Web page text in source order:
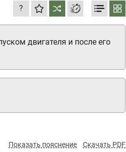
?
двигателя и после его
Показать пояснение Скачать PDF